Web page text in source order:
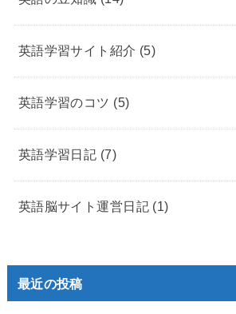
英語学習サイト紹介 (5)
英語学習のコツ (5)
英語学習日記 (7)
英語脳サイト運営日記 (1)
最近の投稿